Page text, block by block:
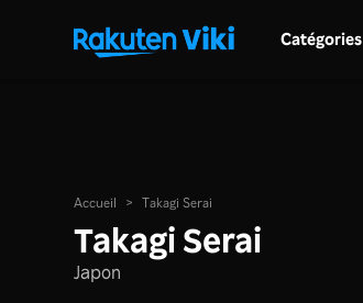
Catégories
Accueil > Takagi Serai
Takagi Serai
Japon